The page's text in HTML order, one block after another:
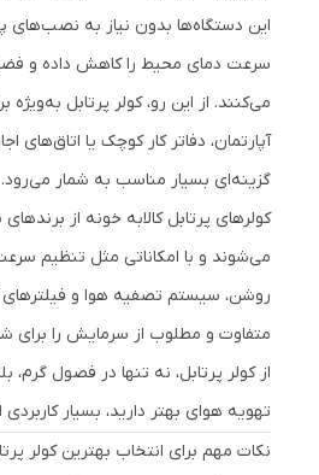
این دستگاه‌ها بدون نیاز به
سرعت دمای محیط را کاهش داده و
می‌کنند. از این رو، کولر پرتابل به‌ویژه
آپارتمان، دفاتر کار کوچک یا اتاق‌های
گزینه‌ای بسیار مناسب به شمار می‌رود.
کولرهای پرتابل کالابه خونه از
می‌شوند و با امکاناتی مثل تنظیم
روشن، سیستم تصفیه هوا و
متفاوت و مطلوب از سرمایش را برای
از کولر پرتابل، نه تنها در فصول گرم،
تهویه هوای بهتر دارید، بسیار
نکات مهم برای انتخاب بهترین کولر